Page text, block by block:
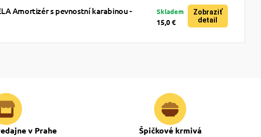
Amortizér s pevnostní karabinou -
Skladem
15,0 €
Zobraziť
detail
v Prahe Špičkové krmivá